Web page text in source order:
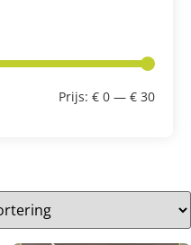
Prijs: € 0 — € 30